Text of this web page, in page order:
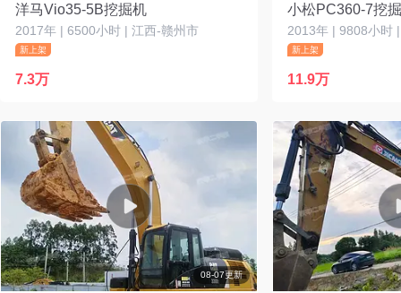
洋马Vio35-5B挖掘机
2017年 | 6500小时 | 江西-赣州市
新上架
7.3万
小松PC360-7挖
2013年 | 9808小时
新上架
11.9万
08-07更新